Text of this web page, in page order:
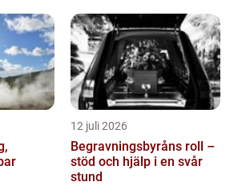
12 juli 2026
Begravningsbyråns roll –
stöd och hjälp i en svår
stund